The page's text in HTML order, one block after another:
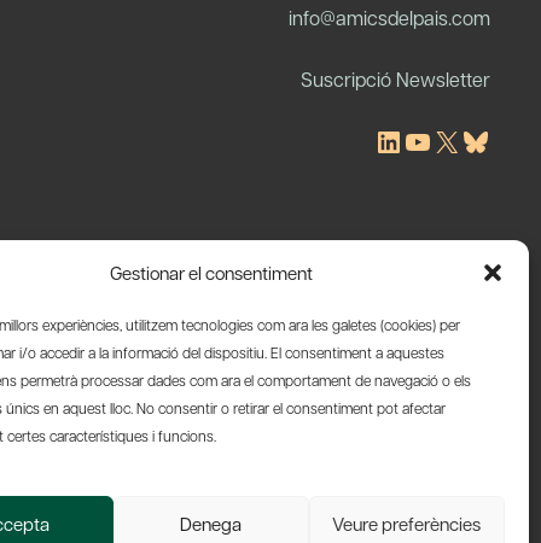
Gestionar el consentiment
experiències, utilitzem tecnologies com ara les galetes (cookies) per
i/o accedir a la informació del dispositiu. El consentiment a aquestes
permetrà processar dades com ara el comportament de navegació o els
únics en aquest lloc. No consentir o retirar el consentiment pot afectar
certes característiques i funcions.
Denega Veure preferències
info@amicsdelpais.com
Suscripció Newsletter
LinkedIn
YouTube
X